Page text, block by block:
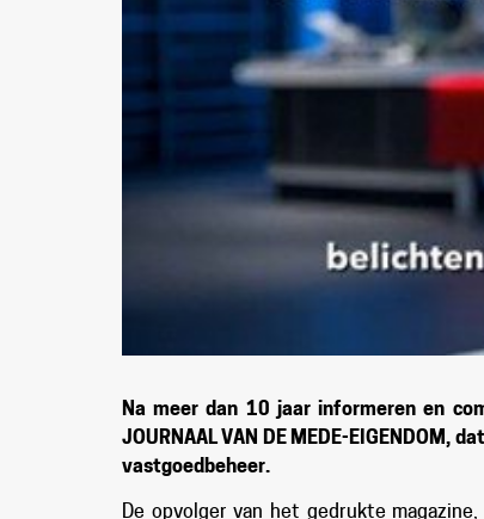
Na meer dan 10 jaar informeren en
JOURNAAL VAN DE MEDE-
vastgoedbeheer.
De opvolger van het gedrukte